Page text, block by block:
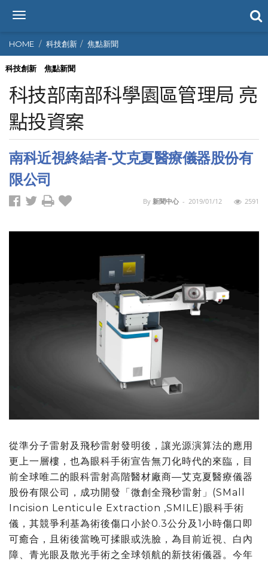
T
g
g
l
n
i
g
a
t
i
n
HOME 科技創新 焦點新聞
科技創新 焦點新聞
科技部南部科學園區管理局 亮
點投資案
南科近視終結者-艾克夏醫療儀器股份有
限公司
By 新聞中心 - 2019/01/12 2591
從準分子雷射及飛秒雷射發明後，讓光源演算法的應用
更上一層樓，也為眼科手術宣告無刀化時代的來臨，目
前全球唯二的眼科雷射高階醫材廠商—艾克夏醫療儀器
股份有限公司，成功開發「微創全飛秒雷射」(SMall
Incision Lenticule Extraction ,SMILE)眼科手術
儀，其競爭利基為術後傷口小於0.3公分及1小時傷口即
可癒合，且術後當晚可揉眼或洗臉，為目前近視、白內
障、青光眼及散光手術之全球領航的新技術儀器。今年